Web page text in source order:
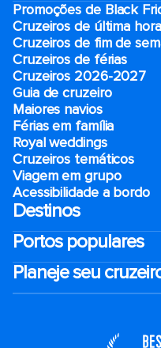
Promoções de Black
Cruzeiros de última hora
Cruzeiros de fim de
Cruzeiros de férias
Cruzeiros 2026-2027
Guia de cruzeiro
Maiores navios
Férias em família
Royal weddings
Cruzeiros temáticos
Viagem em grupo
Acessibilidade a bordo
Destinos
Portos populares
Planeje seu